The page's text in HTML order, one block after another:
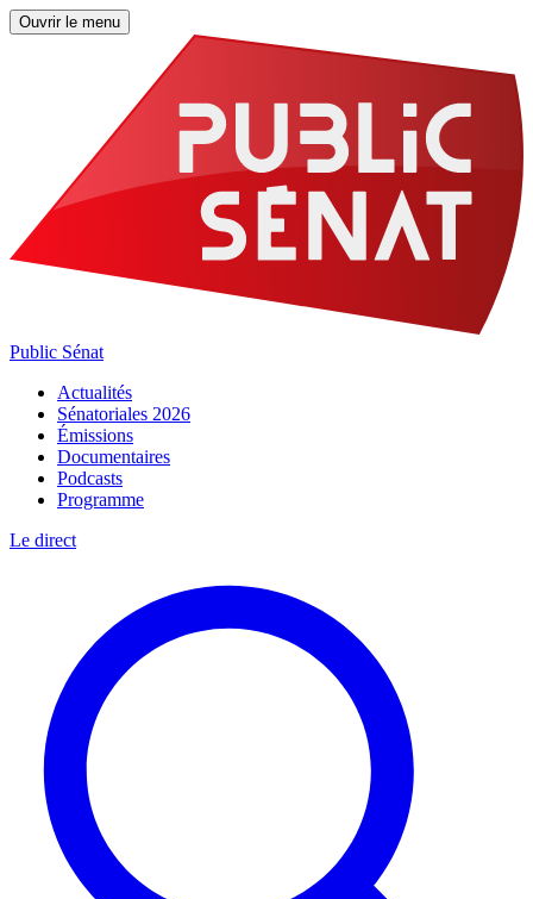
Ouvrir le menu
Public Sénat
Actualités
Sénatoriales 2026
Émissions
Documentaires
Podcasts
Programme
Le direct